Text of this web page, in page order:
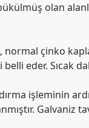
olan
normal çinko
eder. Sıcak
işleminin
Galvaniz